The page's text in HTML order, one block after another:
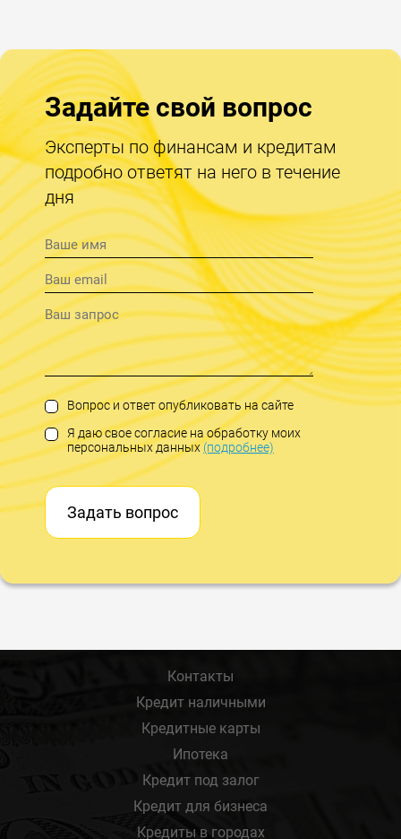
Задайте свой вопрос
Эксперты по финансам и кредитам
подробно ответят на него в течение
дня
Вопрос и ответ опубликовать на сайте
Я даю свое согласие на обработку моих
персональных данных(подробнее)
Задать вопрос
Контакты
Кредит наличными
Кредитные карты
Ипотека
Кредит под залог
Кредит для бизнеса
Кредиты в городах